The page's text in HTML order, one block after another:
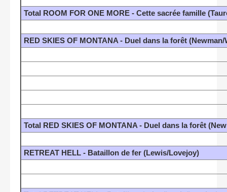
Total ROOM FOR ONE MORE - Cette sacrée famille
RED SKIES OF MONTANA - Duel dans la forêt
Total RED SKIES OF MONTANA - Duel dans la forêt
RETREAT HELL - Bataillon de fer (Lewis/Lovejoy)